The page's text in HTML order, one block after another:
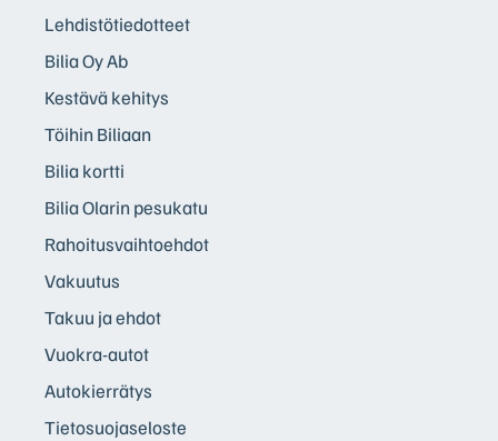
Lehdistötiedotteet
Bilia Oy Ab
Kestävä kehitys
Töihin Biliaan
Bilia kortti
Bilia Olarin pesukatu
Rahoitusvaihtoehdot
Vakuutus
Takuu ja ehdot
Vuokra-autot
Autokierrätys
Tietosuojaseloste